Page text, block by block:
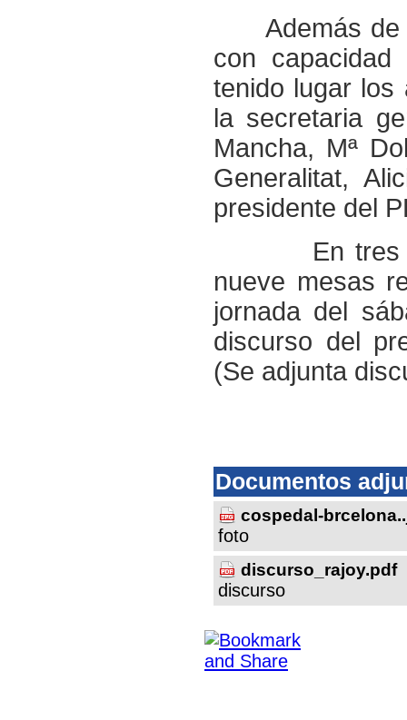
Además
con
tenido lugar los
la secretaria
Mancha, Mª
Generalitat,
presidente del
En
nueve mesas
jornada del
discurso del
(Se adjunta
Documentos
cospedal-
foto
discurso_rajoy.pdf
discurso